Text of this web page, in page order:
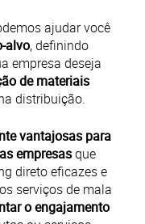
ajudar você
alvo, definindo
empresa deseja
de materiais
distribuição.
vantajosas para
empresasque
direto eficazes e
serviços de mala
o engajamento